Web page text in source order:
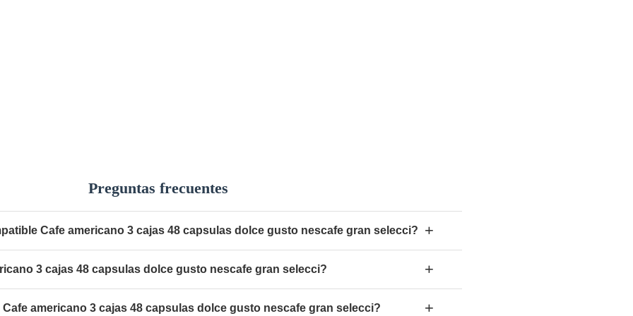
Preguntas frecuentes
Cafe americano 3 cajas 48 capsulas dolce gusto nescafe gran selecci? +
3 cajas 48 capsulas dolce gusto nescafe gran selecci? +
americano 3 cajas 48 capsulas dolce gusto nescafe gran selecci? +